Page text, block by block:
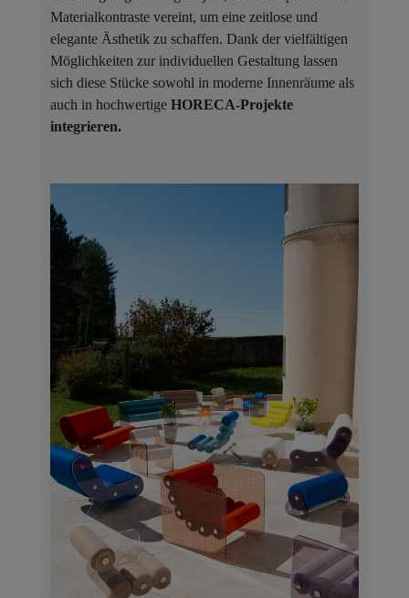
Materialkontraste vereint, um eine zeitlose und
elegante Ästhetik zu schaffen. Dank der vielfältigen
Möglichkeiten zur individuellen Gestaltung lassen
sich diese Stücke sowohl in moderne Innenräume als
auch in hochwertige HORECA-Projekte
integrieren.